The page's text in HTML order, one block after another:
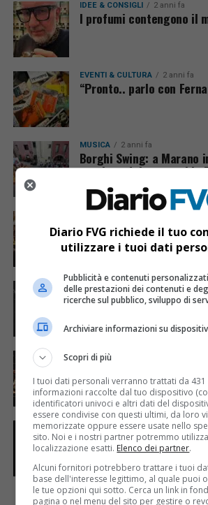
IDEE & CONSIGLI 2 anni fa
I profumi contengono il
EVENTI & CULTURA 2 anni fa
“Pronto.. parlo con
MUSICA 2 anni fa
Borghi Swing: a Marano
stagione dei concerti in
Borderless Session:
Bellini nell’ex casermetta
Nova Gorica
EVENTI & CULTURA 6 anni fa
Marongiu chiama Dandy
una serata da Skianto!
EVENTI & CULTURA
TEJO : i Ruggenti Anni
EVENTI & CULTURA 7 anni fa
Elena Bucci: «Vi racconto
Isabella’»
Diario FVG richiede il tuo
utilizzare i tuoi dati
Pubblicità e contenuti
delle prestazioni dei contenuti e
ricerche sul pubblico, sviluppo di
Archiviare informazioni su
Scopri di più
I tuoi dati personali verranno trattati da
informazioni raccolte dal tuo dispositivo
identificatori univoci e altri dati del
essere condivise con questi ultimi, da loro
memorizzate oppure essere usate nello
sito. Noi e i nostri partner potremmo
localizzazione esatti. Elenco dei partner.
Alcuni fornitori potrebbero trattare i tuoi
base dell'interesse legittimo, al quale puoi
le tue opzioni qui sotto. Cerca un link in
pagina o nel menu del sito per gestire o